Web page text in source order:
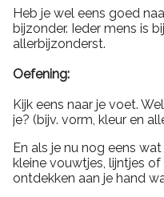
Heb je wel eens goed
bijzonder. Ieder mens is
allerbijzonderst.
Oefening:
Kijk eens naar je voet.
je? (bijv. vorm, kleur en
En als je nu nog eens
kleine vouwtjes, lijntjes
ontdekken aan je hand